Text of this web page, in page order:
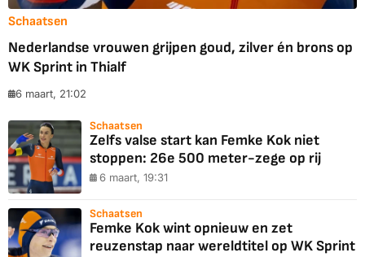
Schaatsen
Nederlandse vrouwen grijpen goud, zilver én brons op
WK Sprint in Thialf
6 maart, 21:02
Schaatsen
Zelfs valse start kan Femke Kok niet
stoppen: 26e 500 meter-zege op rij
6 maart, 19:31
Schaatsen
Femke Kok wint opnieuw en zet
reuzenstap naar wereldtitel op WK Sprint